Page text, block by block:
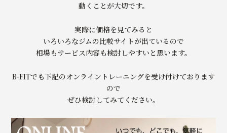
動くことが大切です。
実際に価格を見てみると
いろいろなジムの比較サイトが出ているので
相場もサービス内容も検討しやすいと思います。
B-FITでも下記のオンライントレーニングを受け付けております
ので
ぜひ検討してみてください。